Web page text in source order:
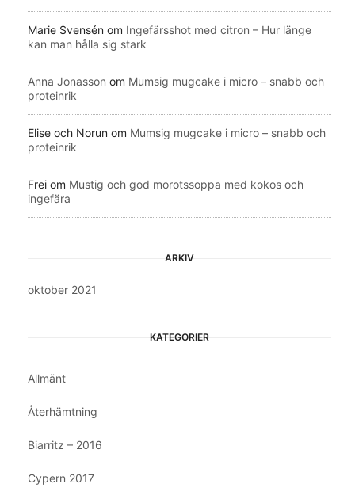
Marie Svensén om Ingefärsshot med citron – Hur länge
kan man hålla sig stark
Anna Jonasson om Mumsig mugcake i micro – snabb och
proteinrik
Elise och Norun om Mumsig mugcake i micro – snabb och
proteinrik
Frei om Mustig och god morotssoppa med kokos och
ingefära
ARKIV
oktober 2021
KATEGORIER
Allmänt
Återhämtning
Biarritz – 2016
Cypern 2017